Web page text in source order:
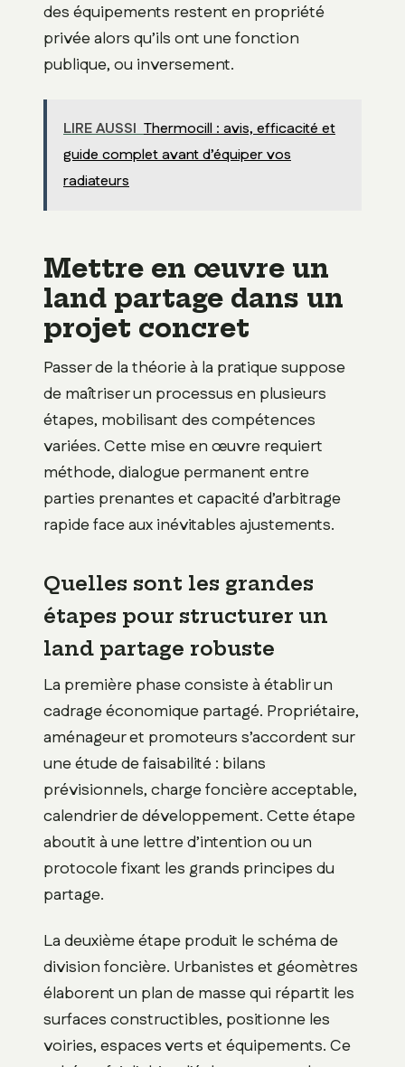
des équipements restent en propriété
privée alors qu’ils ont une fonction
publique, ou inversement.
LIRE AUSSI Thermocill : avis, efficacité et
guide complet avant d’équiper vos
radiateurs
Mettre en œuvre un
land partage dans un
projet concret
Passer de la théorie à la pratique suppose
de maîtriser un processus en plusieurs
étapes, mobilisant des compétences
variées. Cette mise en œuvre requiert
méthode, dialogue permanent entre
parties prenantes et capacité d’arbitrage
rapide face aux inévitables ajustements.
Quelles sont les grandes
étapes pour structurer un
land partage robuste
La première phase consiste à établir un
cadrage économique partagé. Propriétaire,
aménageur et promoteurs s’accordent sur
une étude de faisabilité : bilans
prévisionnels, charge foncière acceptable,
calendrier de développement. Cette étape
aboutit à une lettre d’intention ou un
protocole fixant les grands principes du
partage.
La deuxième étape produit le schéma de
division foncière. Urbanistes et géomètres
élaborent un plan de masse qui répartit les
surfaces constructibles, positionne les
voiries, espaces verts et équipements. Ce